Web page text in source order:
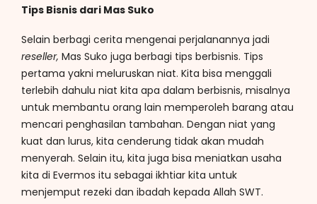
Tips Bisnis dari Mas Suko
Selain berbagi cerita mengenai perjalanannya jadi
reseller, Mas Suko juga berbagi tips berbisnis. Tips
pertama yakni meluruskan niat. Kita bisa menggali
terlebih dahulu niat kita apa dalam berbisnis, misalnya
untuk membantu orang lain memperoleh barang atau
mencari penghasilan tambahan. Dengan niat yang
kuat dan lurus, kita cenderung tidak akan mudah
menyerah. Selain itu, kita juga bisa meniatkan usaha
kita di Evermos itu sebagai ikhtiar kita untuk
menjemput rezeki dan ibadah kepada Allah SWT.